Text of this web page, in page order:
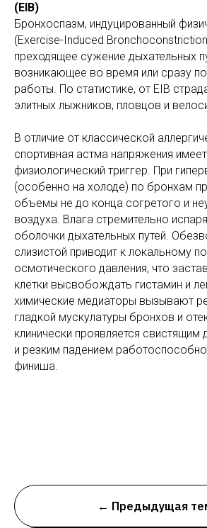
(EIB)
Бронхоспазм, индуцированный
(Exercise-Induced
преходящее сужение дыхательных
возникающее во время или сразу
работы. По статистике, от EIB
элитных лыжников, пловцов и
В отличие от классической
спортивная астма напряжения имеет
физиологический триггер. При
(особенно на холоде) по бронхам
объемы не до конца согретого и
воздуха. Влага стремительно
оболочки дыхательных путей.
слизистой приводит к локальному
осмотического давления, что
клетки высвобождать гистамин и
химические медиаторы вызывают
гладкой мускулатуры бронхов и
клинически проявляется
и резким падением
финиша.
← Предыдущая